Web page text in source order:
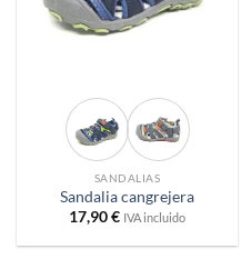
SANDALIAS
Sandalia cangrejera
17,90€ IVA incluido